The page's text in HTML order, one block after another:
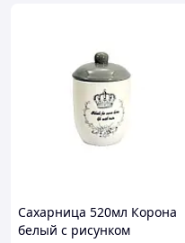
Сахарница 520мл Корона
белый с рисунком